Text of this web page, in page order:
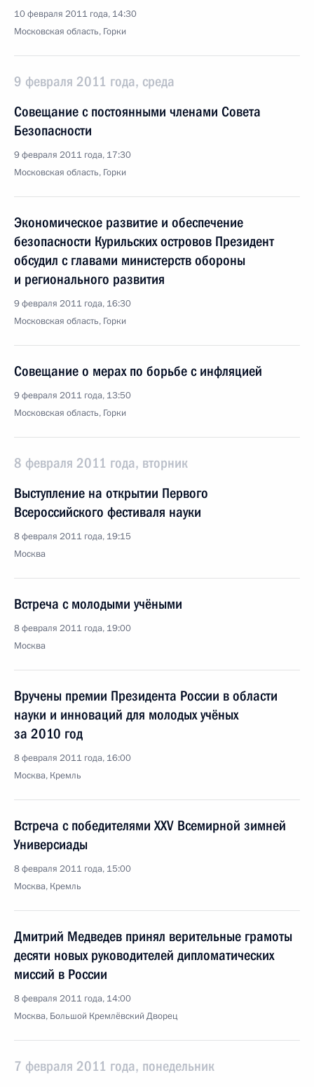
10 февраля 2011 года, 14:30
Московская область, Горки
9 февраля 2011 года, среда
Совещание с постоянными членами Совета
Безопасности
9 февраля 2011 года, 17:30
Московская область, Горки
Экономическое развитие и обеспечение
безопасности Курильских островов Президент
обсудил с главами министерств обороны
и регионального развития
9 февраля 2011 года, 16:30
Московская область, Горки
Совещание о мерах по борьбе с инфляцией
9 февраля 2011 года, 13:50
Московская область, Горки
8 февраля 2011 года, вторник
Выступление на открытии Первого
Всероссийского фестиваля науки
8 февраля 2011 года, 19:15
Москва
Встреча с молодыми учёными
8 февраля 2011 года, 19:00
Москва
Вручены премии Президента России в области
науки и инноваций для молодых учёных
за 2010 год
8 февраля 2011 года, 16:00
Москва, Кремль
Встреча с победителями XXV Всемирной зимней
Универсиады
8 февраля 2011 года, 15:00
Москва, Кремль
Дмитрий Медведев принял верительные грамоты
десяти новых руководителей дипломатических
миссий в России
8 февраля 2011 года, 14:00
Москва, Большой Кремлёвский Дворец
7 февраля 2011 года, понедельник